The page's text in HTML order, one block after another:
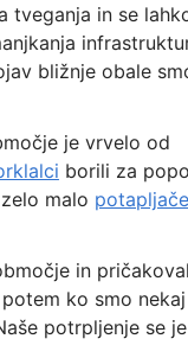
tveganja in se
bližnje obale
je vrvelo od
borili za
malo
in
ko smo nekaj
potrpljenje se je